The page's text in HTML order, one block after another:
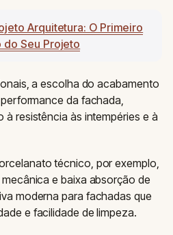
Arquitetura: O Primeiro
do Seu Projeto
a escolha do acabamento
da fachada,
à resistência às intempéries e à
técnico, por exemplo,
e baixa absorção de
moderna para fachadas que
e facilidade de limpeza.